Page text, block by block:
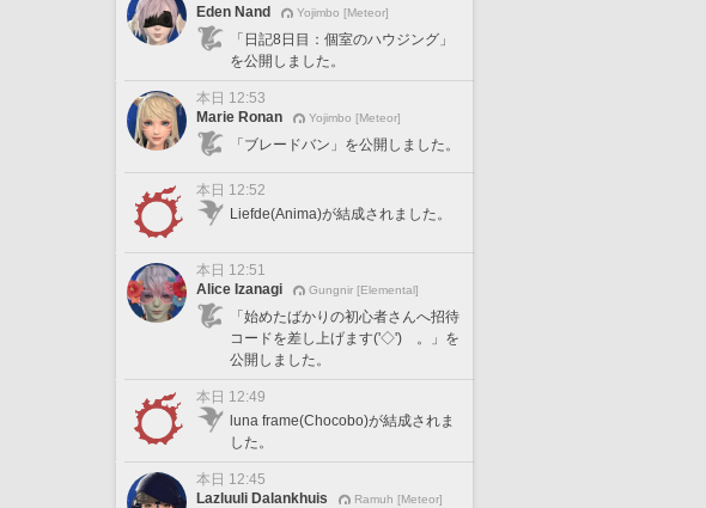
Eden Nand
Yojimbo [Meteor]
「日記8日目：個室のハウジング」
を公開しました。
本日 12:53
Marie Ronan
Yojimbo [Meteor]
「ブレードバン」を公開しました。
本日 12:52
Liefde(Anima)が結成されました。
本日 12:51
Alice Izanagi
Gungnir [Elemental]
「始めたばかりの初心者さんへ招待
コードを差し上げます('◇')ゞ。」を
公開しました。
本日 12:49
luna frame(Chocobo)が結成されま
した。
本日 12:45
Lazluuli Dalankhuis
Ramuh [Meteor]